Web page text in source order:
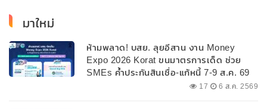
มาใหม่
ห้ามพลาด! บสย. ลุยอีสาน งาน Money
Expo 2026 Korat ขนมาตรการเด็ด ช่วย
SMEs ค้ำประกันสินเชื่อ-แก้หนี้ 7-9 ส.ค. 69
17 6 ส.ค. 2569